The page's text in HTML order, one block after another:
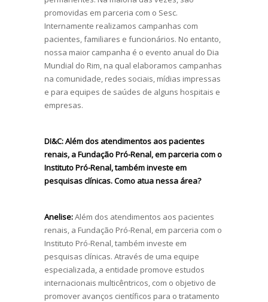
promovidas em parceria com o Sesc.
Internamente realizamos campanhas com
pacientes, familiares e funcionários. No entanto,
nossa maior campanha é o evento anual do Dia
Mundial do Rim, na qual elaboramos campanhas
na comunidade, redes sociais, mídias impressas
e para equipes de saúdes de alguns hospitais e
empresas.
DI&C:Além dos atendimentos aos pacientes
renais, a Fundação Pró-Renal, em parceria com o
Instituto Pró-Renal, também investe em
pesquisas clínicas. Como atua nessa área?
Anelise:Além dos atendimentos aos pacientes
renais, a Fundação Pró-Renal, em parceria com o
Instituto Pró-Renal, também investe em
pesquisas clínicas. Através de uma equipe
especializada, a entidade promove estudos
internacionais multicêntricos, com o objetivo de
promover avanços científicos para o tratamento